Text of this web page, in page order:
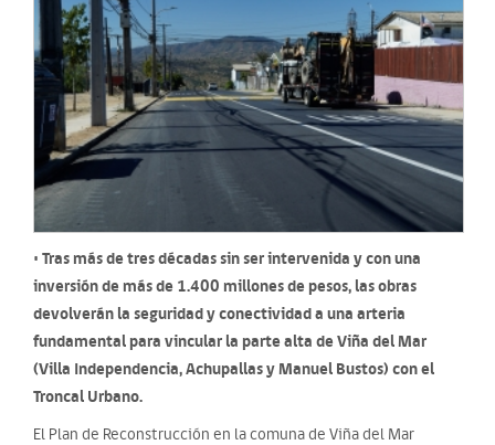
• Tras más de tres décadas sin ser intervenida y con una
inversión de más de 1.400 millones de pesos, las obras
devolverán la seguridad y conectividad a una arteria
fundamental para vincular la parte alta de Viña del Mar
(Villa Independencia, Achupallas y Manuel Bustos) con el
Troncal Urbano.
El Plan de Reconstrucción en la comuna de Viña del Mar